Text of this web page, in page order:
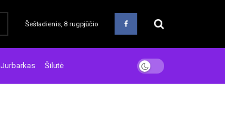
Šeštadienis, 8 rugpjūčio
Jurbarkas Šilutė